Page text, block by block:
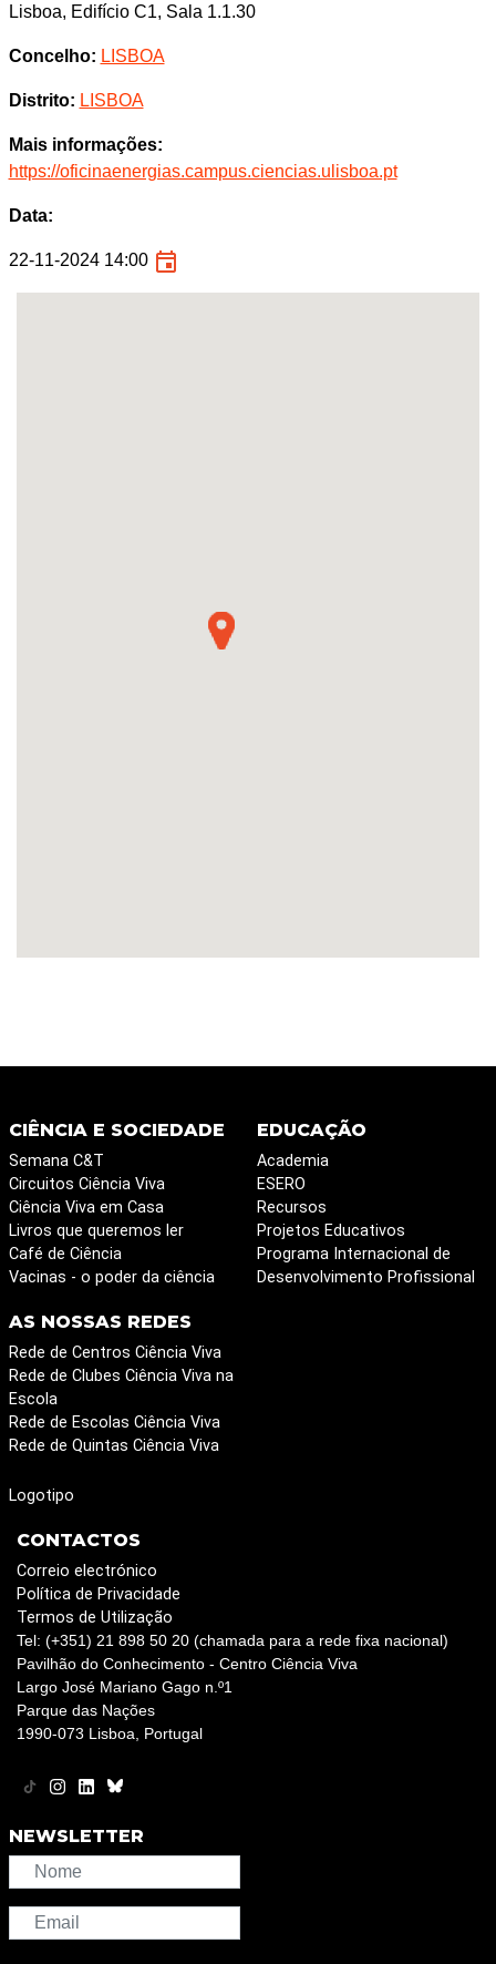
Lisboa, Edifício C1, Sala 1.1.30
Concelho: LISBOA
Distrito: LISBOA
Mais informações:
https://oficinaenergias.campus.ciencias.ulisboa.pt
Data:
22-11-2024 14:00
CIÊNCIA E SOCIEDADE
Semana C&T
Circuitos Ciência Viva
Ciência Viva em Casa
Livros que queremos ler
Café de Ciência
Vacinas - o poder da ciência
EDUCAÇÃO
Academia
ESERO
Recursos
Projetos Educativos
Programa Internacional de
Desenvolvimento Profissional
AS NOSSAS REDES
Rede de Centros Ciência Viva
Rede de Clubes Ciência Viva na
Escola
Rede de Escolas Ciência Viva
Rede de Quintas Ciência Viva
Logotipo
CONTACTOS
Correio electrónico
Política de Privacidade
Termos de Utilização
Tel: (+351) 21 898 50 20 (chamada para a rede fixa nacional)
Pavilhão do Conhecimento - Centro Ciência Viva
Largo José Mariano Gago n.º1
Parque das Nações
1990-073 Lisboa, Portugal
NEWSLETTER